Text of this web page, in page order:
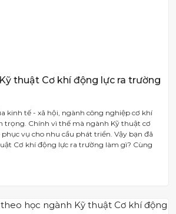
thuật Cơ khí động lực ra trường
kinh tế - xã hội, ngành công nghiệp cơ khí
trọng. Chính vì thế mà ngành Kỹ thuật cơ
vụ cho nhu cầu phát triển. Vậy bạn đã
Cơ khí động lực ra trường làm gì? Cùng